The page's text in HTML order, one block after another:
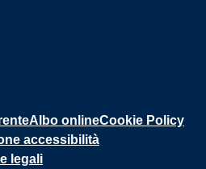
Albo onlineCookie Policy
accessibilità
legali